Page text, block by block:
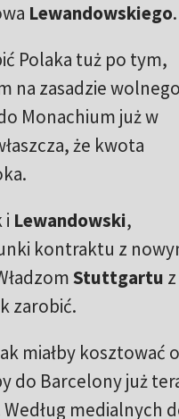
Lewandowskiego.
Polaka tuż po tym,
na zasadzie wolnego
Monachium już w
że kwota
i Lewandowski,
kontraktu z
Stuttgartu
zarobić.
miałby kosztować
do Barcelony już
medialnych